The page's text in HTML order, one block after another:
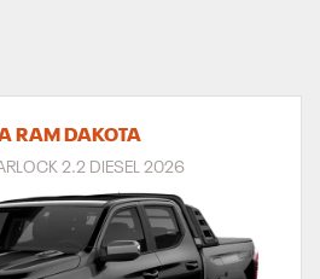
RAM DAKOTA
2.2 DIESEL 2026